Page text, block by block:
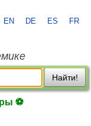
EN DE ES FR
Найти!
⚽